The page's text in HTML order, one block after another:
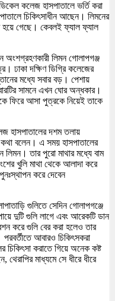
কলেজ হাসপাতালে ভর্তি করা
চিকিৎসাধীন আছেন। লিমনের
গেছে। কেবলই ফ্যাল ফ্যাল
অংশগ্রহণকারী লিমন গোলাপগঞ্জ
ঢাকা দক্ষিণ ডিগ্রি কলেজের
মধ্যে সবার বড়। পেশায়
সামনে এখন ঘোর অন্ধকার।
ফিরে আসা পুত্রকে নিয়েই তাকে
হাসপাতালের দশম তলায়
কথা বলেন। এ সময় হাসপাতালের
লিমন। তার পুরো মাথার মধ্যে বাম
খুলি মাথা থেকে আলাদা করে
করে দেবেন
গুলিতে সেদিন গোলাপগঞ্জে
দুটি গুলি লাগে এবং আরেকটি ডান
করে গুলি বের করা হলেও তার
আবারও চিকিৎসকরা
চিকিৎসা করাতে গিয়ে অনেক কষ্ট
মাধ্যমে সে ধীরে ধীরে